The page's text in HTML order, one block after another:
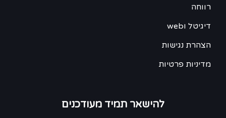
רווחה
דיגיטל וweb
הצהרת נגישות
מדיניות פרטיות
להישאר תמיד מעודכנים